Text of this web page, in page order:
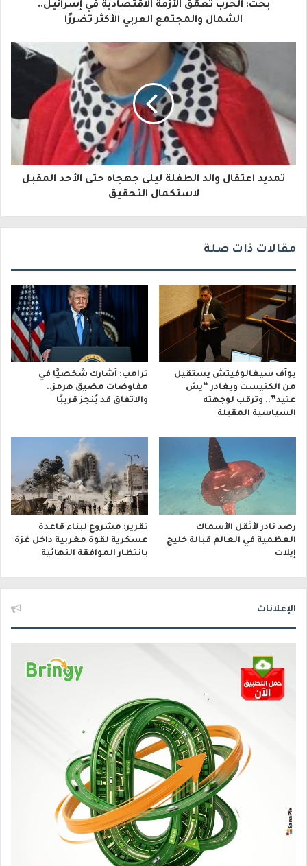
إ
و
بحث: الحرب تعمّق الأزمة الاقتصادية في إسرائيل..
الشمال والمجتمع العربي الأكثر تضررًا
تمديد اعتقال والد الطفلة ليلى جهجاه حتى الأحد المقبل
لاستكمال التحقيق
مقالات ذات صلة
يوآف سيغالوفيتش يستقيل
من الكنيست ويغادر “يش
عتيد”.. وترقب لوجهته
السياسية المقبلة
ترامب: أشارك شخصيًا في
مفاوضات مضيق هرمز..
والاتفاق قد يُنجز قريبًا
رصد نادر لأثقل الأسماك
العظمية في العالم قبالة خليج
إيلات
تقرير: مشروع لبناء قاعدة
عسكرية لقوة مغربية داخل غزة
بانتظار الموافقة النهائية
الإعلانات